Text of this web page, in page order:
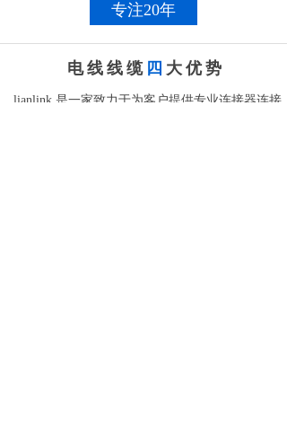
电线线缆 四 大优势
lianlink 是一家致力于为客户提供专业连接器连接
专注20年